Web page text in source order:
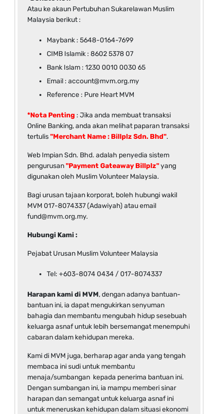
Atau ke akaun Pertubuhan Sukarelawan Muslim
Malaysia berikut :
Maybank : 5648-0164-7699
CIMB Islamik : 8602 5378 07
Bank Islam : 1230 0010 0030 65
Email : account@mvm.org.my
Reference : Pure Heart MVM
*Nota Penting : Jika anda membuat transaksi
Online Banking, anda akan melihat paparan transaksi
tertulis"Merchant Name : Billplz Sdn. Bhd".
Web Impian Sdn. Bhd. adalah penyedia sistem
pengurusan"Payment Gateaway Billplz"yang
digunakan oleh Muslim Volunteer Malaysia.
Bagi urusan tajaan korporat, boleh hubungi wakil
MVM 017-8074337 (Adawiyah) atau email
fund@mvm.org.my.
Hubungi Kami :
Pejabat Urusan Muslim Volunteer Malaysia
Tel: +603-8074 0434 / 017-8074337
Harapan kami di MVM, dengan adanya bantuan-
bantuan ini, ia dapat mengukirkan senyuman
bahagia dan membantu mengubah hidup sesebuah
keluarga asnaf untuk lebih bersemangat menempuhi
cabaran dalam kehidupan mereka.
Kami di MVM juga, berharap agar anda yang tengah
membaca ini sudi untuk membantu
menaja/sumbangan kepada penerima bantuan ini.
Dengan sumbangan ini, ia mampu memberi sinar
harapan dan semangat untuk keluarga asnaf ini
untuk meneruskan kehidupan dalam situasi ekonomi